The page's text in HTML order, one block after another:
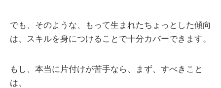
でも、そのような、もって生まれたちょっとした傾向
は、スキルを身につけることで十分カバーできます。
もし、本当に片付けが苦手なら、まず、すべきこと
は、